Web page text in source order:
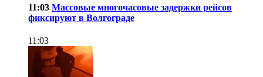
11:03 Массовые многочасовые задержки рейсов
фиксируют в Волгограде
11:03